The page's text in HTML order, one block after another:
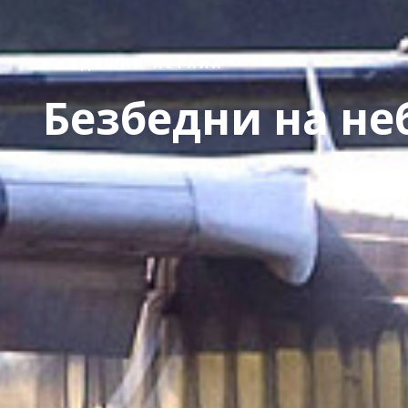
ВОЗДУШНИ ЛЕТАЛА
Безбедни на